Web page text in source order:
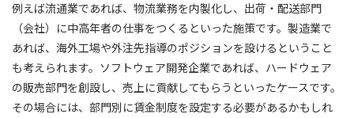
例えば流通業であれば、物流業務を内製化し、出荷・配送部門
（会社）に中高年者の仕事をつくるといった施策です。製造業で
あれば、海外工場や外注先指導のポジションを設けるということ
も考えられます。ソフトウェア開発企業であれば、ハードウェア
の販売部門を創設し、売上に貢献してもらうといったケースです。
その場合には、部門別に賃金制度を設定する必要があるかもしれ